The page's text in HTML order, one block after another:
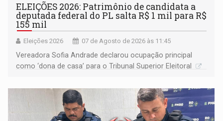
ELEIÇÕES 2026: Patrimônio de candidata a
deputada federal do PL salta R$ 1 mil para R$
155 mil
Eleições 2026 07 de Agosto de 2026 às 11:45
Vereadora Sofia Andrade declarou ocupação principal
como ‘dona de casa’ para o Tribunal Superior Eleitoral